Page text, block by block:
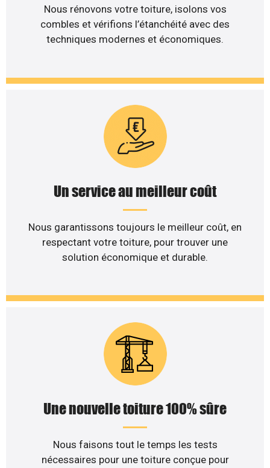
Nous rénovons votre toiture, isolons vos
combles et vérifions l’étanchéité avec des
techniques modernes et économiques.
Un service au meilleur coût
Nous garantissons toujours le meilleur coût, en
respectant votre toiture, pour trouver une
solution économique et durable.
Une nouvelle toiture 100% sûre
Nous faisons tout le temps les tests
nécessaires pour une toiture conçue pour